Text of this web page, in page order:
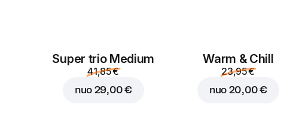
Super trio Medium
41,85 €
nuo 29,00 €
Warm & Chill
23,95 €
nuo 20,00 €